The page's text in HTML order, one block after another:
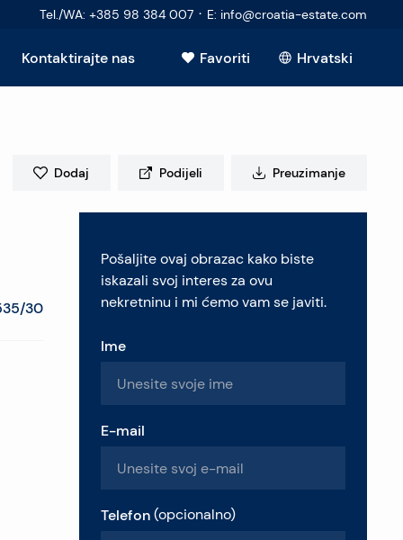
Tel./WA: +385 98 384 007 · E: info@croatia-estate.com
Kontaktirajte nas Favoriti Hrvatski
Vidi sve
30
Dodaj Podijeli Preuzimanje
Pošaljite ovaj obrazac kako biste
iskazali svoj interes za ovu
nekretninu i mi ćemo vam se javiti.
Ime
E-mail
Telefon (opcionalno)